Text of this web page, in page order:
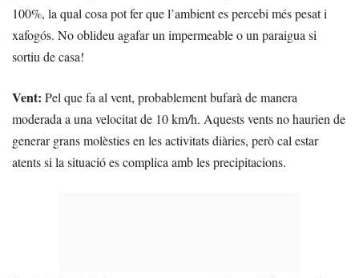
100%, la qual cosa pot fer que l’ambient es percebi més pesat i
xafogós. No oblideu agafar un impermeable o un paraigua si
sortiu de casa!
Vent: Pel que fa al vent, probablement bufarà de manera
moderada a una velocitat de 10 km/h. Aquests vents no haurien de
generar grans molèsties en les activitats diàries, però cal estar
atents si la situació es complica amb les precipitacions.